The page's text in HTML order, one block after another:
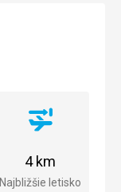
Vzdialenosť
letiska
Najbližšie letisko
4 km